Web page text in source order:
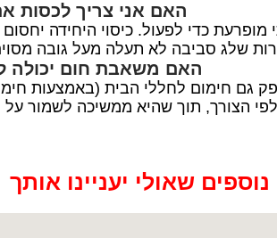
האם אני צריך לכסות
כדי לפעול. כיסוי היחידה
שלג סביבה לא תעלה מעל גובה
האם משאבת חום יכולה
גם חימום לחללי הבית (באמצעות
הצורך, תוך שהיא ממשיכה לשמור
שאולי יעניינו אותך